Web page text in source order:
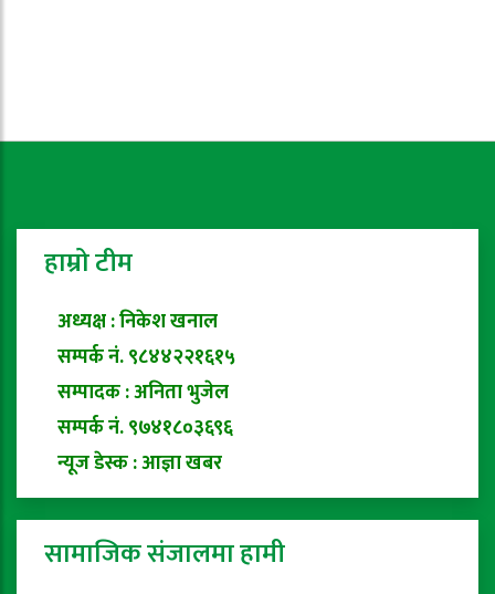
हाम्रो टीम
अध्यक्ष : निकेश खनाल
सम्पर्क नं. ९८४४२२१६१५
सम्पादक : अनिता भुजेल
सम्पर्क नं. ९७४१८०३६९६
न्यूज डेस्क : आज्ञा खबर
सामाजिक संजालमा हामी